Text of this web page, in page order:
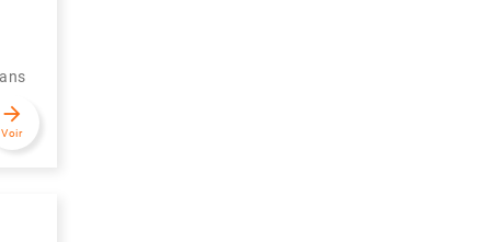
arrow_forward
Voir